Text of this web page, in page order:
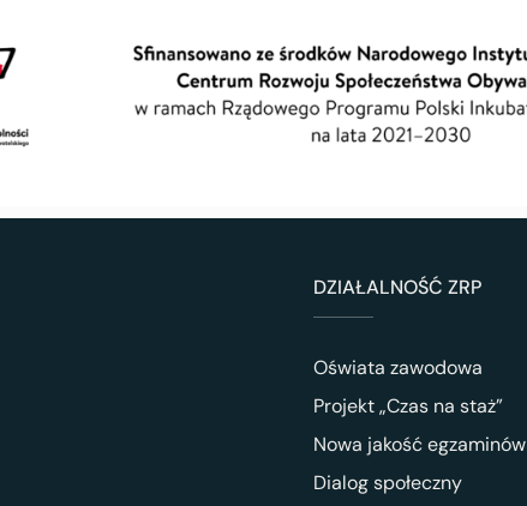
DZIAŁALNOŚĆ ZRP
Oświata zawodowa
Projekt „Czas na staż”
Nowa jakość egzaminów
Dialog społeczny